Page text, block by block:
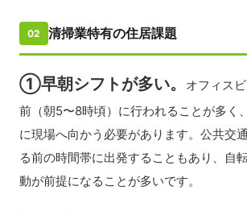
02 清掃業特有の住居課題
①早朝シフトが多い。
オフィス
前（朝5〜8時頃）に行われることが多く
に現場へ向かう必要があります。公共交
る前の時間帯に出発することもあり、自
動が前提になることが多いです。